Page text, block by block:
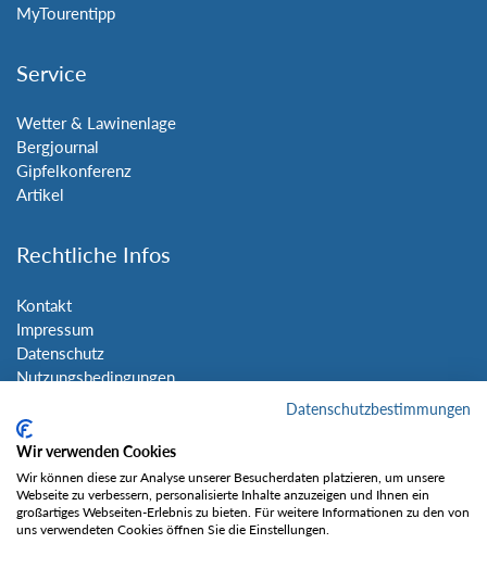
MyTourentipp
Service
Wetter & Lawinenlage
Bergjournal
Gipfelkonferenz
Artikel
Rechtliche Infos
Kontakt
Impressum
Datenschutz
Nutzungsbedingungen
Social Media
Datenschutzbestimmungen
Wir verwenden Cookies
Wir können diese zur Analyse unserer Besucherdaten platzieren, um unsere
Webseite zu verbessern, personalisierte Inhalte anzuzeigen und Ihnen ein
großartiges Webseiten-Erlebnis zu bieten. Für weitere Informationen zu den von
uns verwendeten Cookies öffnen Sie die Einstellungen.